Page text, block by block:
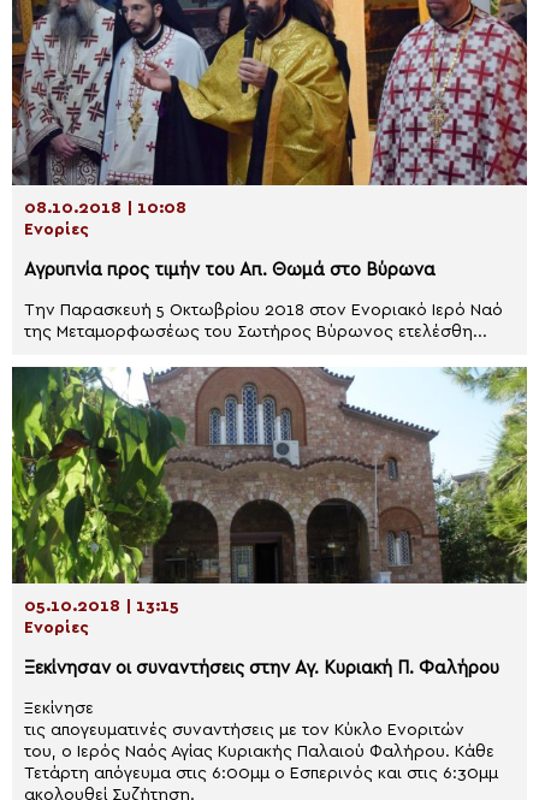
08.10.2018 | 10:08
Ενορίες
Αγρυπνία προς τιμήν του Απ. Θωμά στο Βύρωνα
Την Παρασκευή 5 Οκτωβρίου 2018 στον Ενοριακό Ιερό Ναό
της Μεταμορφωσέως του Σωτήρος Βύρωνος ετελέσθη...
05.10.2018 | 13:15
Ενορίες
Ξεκίνησαν οι συναντήσεις στην Αγ. Κυριακή Π. Φαλήρου
Ξεκίνησε
τις απογευματινές συναντήσεις με τον Κύκλο Ενοριτών
του, ο Ιερός Ναός Αγίας Κυριακής Παλαιού Φαλήρου. Κάθε
Τετάρτη απόγευμα στις 6:00μμ ο Εσπερινός και στις 6:30μμ
ακολουθεί Συζήτηση.